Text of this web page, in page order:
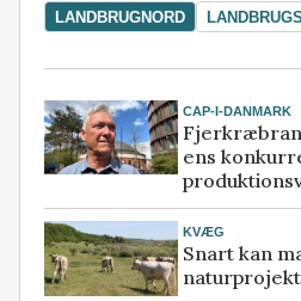
LANDBRUGNORD
CAP-I-DANMARK
ens
KVÆG
Snart kan